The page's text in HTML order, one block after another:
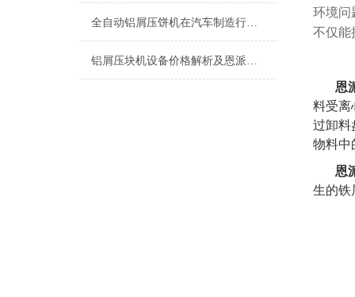
全自动铝屑压饼机在汽车制造行业中的应用：降本增效与绿色智造的闭环之选
铝屑压块机设备价格解析及恩派特品牌推荐
环境问
不仅能
恩
料受离
过卸料
物料中
恩
生的铁